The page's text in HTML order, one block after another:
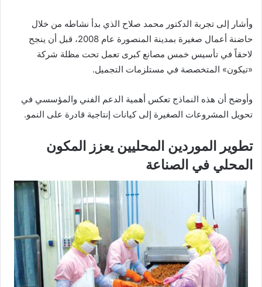
وأشار إلى تجربة الدكتور محمد صلاح الذي بدأ نشاطه من خلال
حاضنة أعمال صغيرة بمدينة المنصورة عام 2008، قبل أن ينجح
لاحقاً في تأسيس خمس مصانع كبرى تعمل تحت مظلة شركة
«تيكون» المتخصصة في مستلزمات التجميل.
وأوضح أن هذه النماذج تعكس أهمية الدعم الفني والمؤسسي في
تحويل المشروعات الصغيرة إلى كيانات إنتاجية قادرة على النمو.
تطوير الموردين المحليين يعزز المكون
المحلي في الصناعة